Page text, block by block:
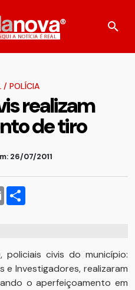
/ POLÍCIA
realizam
de tiro
26/07/2011
Email
policiais civis do município:
e Investigadores, realizaram
o aperfeiçoamento em